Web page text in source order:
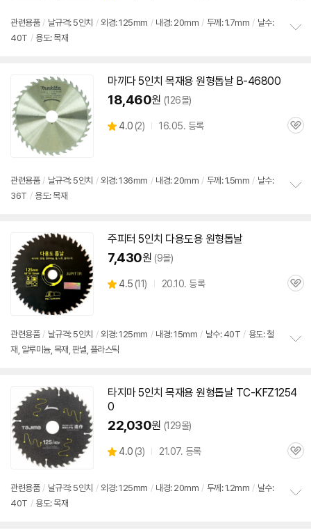
리
관련용품 / 날규격: 5인치 / 외경: 125mm / 내경: 20mm / 두께: 1.7mm / 날수:
40T / 용도: 목재
마끼다 5인치 목재용 원형톱날B-46800
18,460원 (126몰)
별
4.0 (상
2) 16.05. 등록
관
관련용품 / 날규격: 5인치 / 외경: 136mm / 내경: 20mm / 두께: 1.5mm / 날수:
36T / 용도: 목재
주피터 5인치 다용도용 원형톱날
7,430원 (9몰)
별
4.5 (상
11) 20.10. 등록
관
관련용품 / 날규격: 5인치 / 외경: 125mm / 내경: 15mm / 날수: 40T / 용도: 철
재, 알루미늄, 목재, 판넬, 플라스틱
치
타지마 5인치 목재용 원형톱날TC-KFZ1254
0
22,030원 (129몰)
별
4.0 (상
3) 21.07. 등록
관
관련용품 / 날규격: 5인치 / 외경: 125mm / 내경: 20mm / 두께: 1.2mm / 날수:
40T / 용도: 목재
세부정보 열기/접기